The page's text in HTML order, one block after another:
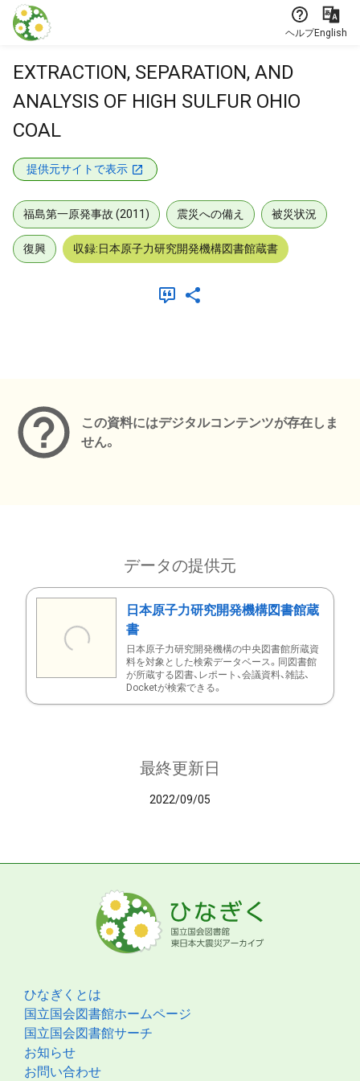
本文に飛ぶ
ヘルプEnglish
EXTRACTION, SEPARATION, AND
ANALYSIS OF HIGH SULFUR OHIO
COAL
提供元サイトで表示
福島第一原発事故 (2011) 震災への備え 被災状況
復興 収録:日本原子力研究開発機構図書館蔵書
この資料にはデジタルコンテンツが存在しま
せん。
データの提供元
日本原子力研究開発機構図書館蔵
書
日本原子力研究開発機構の中央図書館所蔵資
料を対象とした検索データベース。同図書館
が所蔵する図書、レポート、会議資料、雑誌、
Docketが検索できる。
最終更新日
2022/09/05
ひなぎくとは
国立国会図書館ホームページ
国立国会図書館サーチ
お知らせ
お問い合わせ